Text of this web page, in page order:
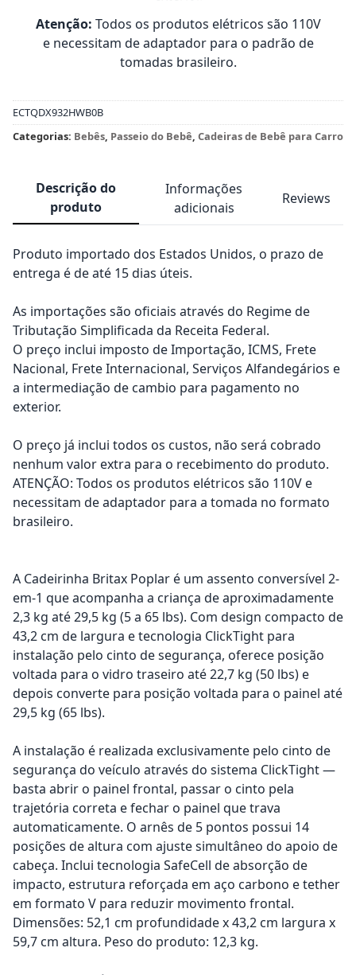
Atenção: Todos os produtos elétricos são 110V
e necessitam de adaptador para o padrão de
tomadas brasileiro.
ECTQDX932HWB0B
Categorias: Bebês, Passeio do Bebê, Cadeiras de Bebê para Carro
Descrição do
produto
Informações
adicionais
Reviews
Produto importado dos Estados Unidos, o prazo de
entrega é de até 15 dias úteis.
As importações são oficiais através do Regime de
Tributação Simplificada da Receita Federal.
O preço inclui imposto de Importação, ICMS, Frete
Nacional, Frete Internacional, Serviços Alfandegários e
a intermediação de cambio para pagamento no
exterior.
O preço já inclui todos os custos, não será cobrado
nenhum valor extra para o recebimento do produto.
ATENÇÃO: Todos os produtos elétricos são 110V e
necessitam de adaptador para a tomada no formato
brasileiro.
A Cadeirinha Britax Poplar é um assento conversível 2-
em-1 que acompanha a criança de aproximadamente
2,3 kg até 29,5 kg (5 a 65 lbs). Com design compacto de
43,2 cm de largura e tecnologia ClickTight para
instalação pelo cinto de segurança, oferece posição
voltada para o vidro traseiro até 22,7 kg (50 lbs) e
depois converte para posição voltada para o painel até
29,5 kg (65 lbs).
A instalação é realizada exclusivamente pelo cinto de
segurança do veículo através do sistema ClickTight —
basta abrir o painel frontal, passar o cinto pela
trajetória correta e fechar o painel que trava
automaticamente. O arnês de 5 pontos possui 14
posições de altura com ajuste simultâneo do apoio de
cabeça. Inclui tecnologia SafeCell de absorção de
impacto, estrutura reforçada em aço carbono e tether
em formato V para reduzir movimento frontal.
Dimensões: 52,1 cm profundidade x 43,2 cm largura x
59,7 cm altura. Peso do produto: 12,3 kg.